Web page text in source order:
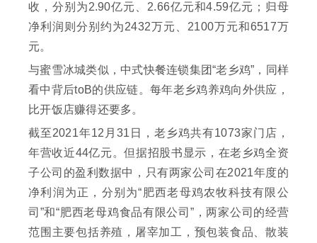
收，分别为2.90亿元、2.66亿元和4.59亿元；归母
净利润则分别约为2432万元、2100万元和6517万
元。
与蜜雪冰城类似，中式快餐连锁集团“老乡鸡”，同样
看中背后toB的供应链。每年老乡鸡养鸡向外供应，
比开饭店赚得还要多。
截至2021年12月31日，老乡鸡共有1073家门店，
年营收近44亿元。但据招股书显示，在老乡鸡全资
子公司的盈利数据中，只有两家公司在2021年度的
净利润为正，分别为“肥西老母鸡农牧科技有限公
司”和“肥西老母鸡食品有限公司”，两家公司的经营
范围主要包括养殖，屠宰加工，预包装食品、散装